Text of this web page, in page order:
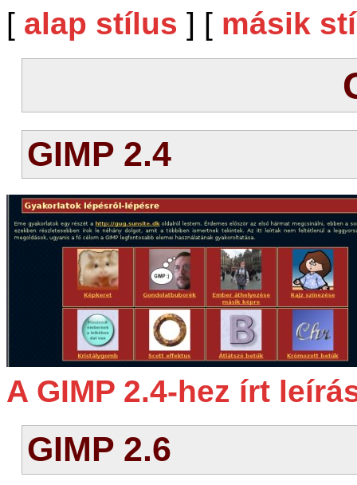
[ alap stílus ] [ másik
GIMP 2.4
A GIMP 2.4-hez írt
GIMP 2.6